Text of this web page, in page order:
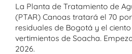
La Planta de Tratamiento de
(PTAR) Canoas tratará el 70
residuales de Bogotá y el
vertimientos de Soacha.
2026.